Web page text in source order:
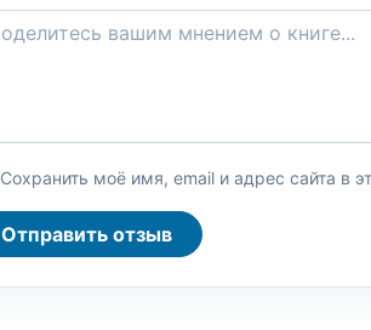
Сохранить моё имя, email и адрес сайта в
Отправить отзыв